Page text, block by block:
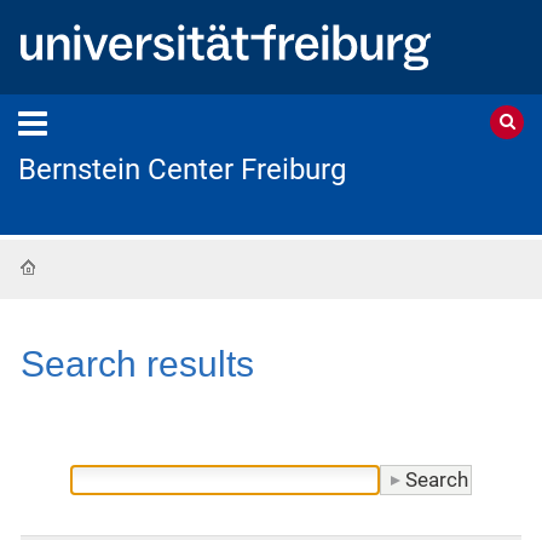
Bernstein Center Freiburg
Search results